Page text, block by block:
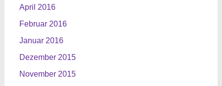
April 2016
Februar 2016
Januar 2016
Dezember 2015
November 2015